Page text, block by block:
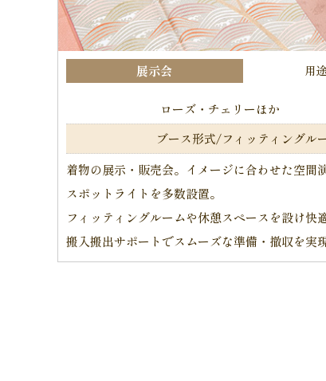
展示会 用
ローズ・チェリーほか
ブース形式/フィッティングル
着物の展示・販売会。イメージに合わせた空間
スポットライトを多数設置。
フィッティングルームや休憩スペースを設け快
搬入搬出サポートでスムーズな準備・撤収を実現